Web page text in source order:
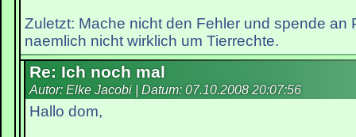
Zuletzt: Mache nicht den Fehler und spende an
naemlich nicht wirklich um Tierrechte.
Re: Ich noch mal
Autor: Elke Jacobi | Datum: 07.10.2008 20:07:56
Hallo dom,